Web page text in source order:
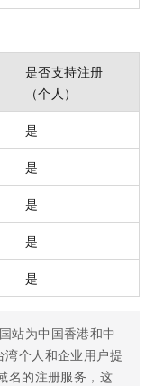
是否支持注册
（个人）
是
是
是
是
是
站为中国香港和中
湾个人和企业用户提
名的注册服务，这